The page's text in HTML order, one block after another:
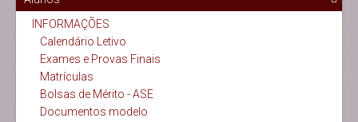
INFORMAÇÕES
Calendário Letivo
Exames e Provas Finais
Matrículas
Bolsas de Mérito - ASE
Documentos modelo